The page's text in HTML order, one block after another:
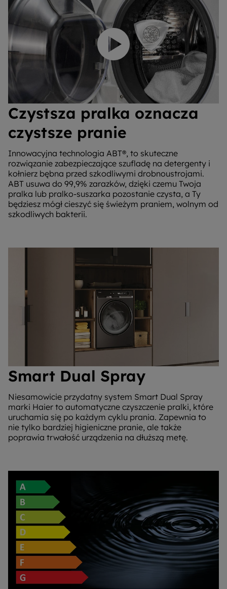
Odtwórz wideo
Czystsza pralka oznacza
czystsze pranie
Innowacyjna technologia ABT®, to skuteczne
rozwiązanie zabezpieczające szufladę na detergenty i
kołnierz bębna przed szkodliwymi drobnoustrojami.
ABT usuwa do 99,9% zarazków, dzięki czemu Twoja
pralka lub pralko-suszarka pozostanie czysta, a Ty
będziesz mógł cieszyć się świeżym praniem, wolnym od
szkodliwych bakterii.
Smart Dual Spray
Niesamowicie przydatny system Smart Dual Spray
marki Haier to automatyczne czyszczenie pralki, które
uruchamia się po każdym cyklu prania. Zapewnia to
nie tylko bardziej higieniczne pranie, ale także
poprawia trwałość urządzenia na dłuższą metę.